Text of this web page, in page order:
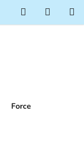
Hledat
KOŠÍK
Force